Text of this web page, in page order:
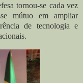
tornou-se cada vez
mútuo em ampliar
de tecnologia e